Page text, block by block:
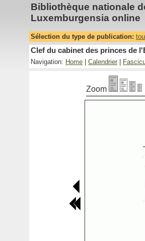
Bibliothèque nationale
Luxemburgensia online
Sélection du type de publication:
Clef du cabinet des princes de
Navigation: Home Calendrier
Zoom